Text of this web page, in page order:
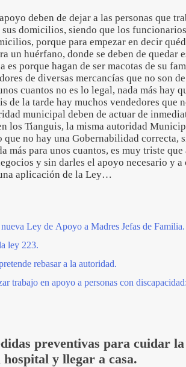
deben de dejar a las personas que
domicilios, siendo que los
porque para empezar en decir
un huérfano, donde se deben de quedar
es porque hagan de ser macotas de su
de diversas mercancías que no son
cuantos no es lo legal, nada más hay
de la tarde hay muchos vendedores que
municipal deben de actuar de
los Tianguis, la misma autoridad
que no hay una Gobernabilidad correcta,
más para unos cuantos, es muy triste
y sin darles el apoyo necesario y a
aplicación de la Ley…
Ley de Apoyo a Madres Jefas de Familia.
ley 223.
rebasar a la autoridad.
trabajo en apoyo a personas con
preventivas para cuidar
y llegar a casa.